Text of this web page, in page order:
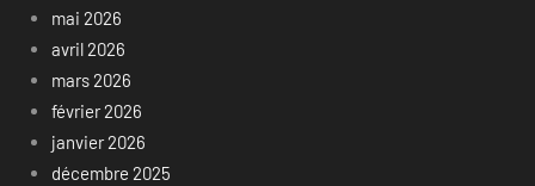
mai 2026
avril 2026
mars 2026
février 2026
janvier 2026
décembre 2025